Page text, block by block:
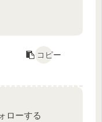
コピー
ローする